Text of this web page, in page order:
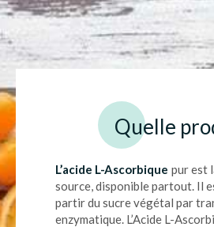
Quelle
L’acide L-Ascorbique pur est
source, disponible partout. Il
partir du sucre végétal par
enzymatique. L’Acide L-